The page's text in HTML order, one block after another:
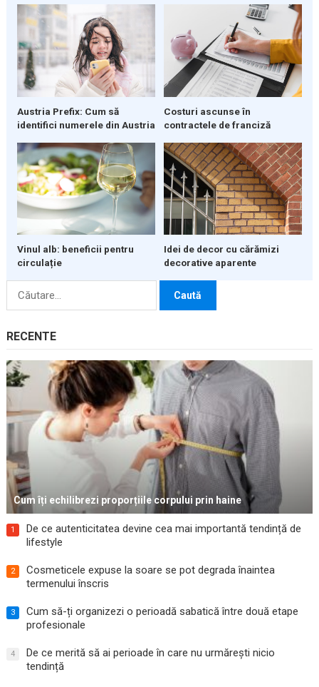
Austria Prefix: Cum să
identifici numerele din Austria
Costuri ascunse în
contractele de franciză
Vinul alb: beneficii pentru
circulație
Idei de decor cu cărămizi
decorative aparente
Caută
RECENTE
Cum îți echilibrezi proporțiile corpului prin haine
1
De ce autenticitatea devine cea mai importantă tendință de
lifestyle
2
Cosmeticele expuse la soare se pot degrada înaintea
termenului înscris
3
Cum să-ți organizezi o perioadă sabatică între două etape
profesionale
4
De ce merită să ai perioade în care nu urmărești nicio
tendință